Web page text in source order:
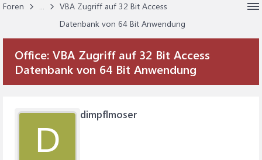
Foren ...
VBA Zugriff auf 32 Bit Access
Datenbank von 64 Bit Anwendung
Office: VBA Zugriff auf 32 Bit Access
Datenbank von 64 Bit Anwendung
D
dimpflmoser